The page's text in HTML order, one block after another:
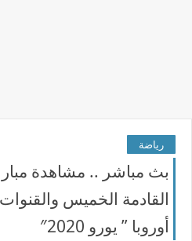
رياضة
بث مباشر .. مشاهدة
القادمة الخميس
أوروبا ” يورو 2020″